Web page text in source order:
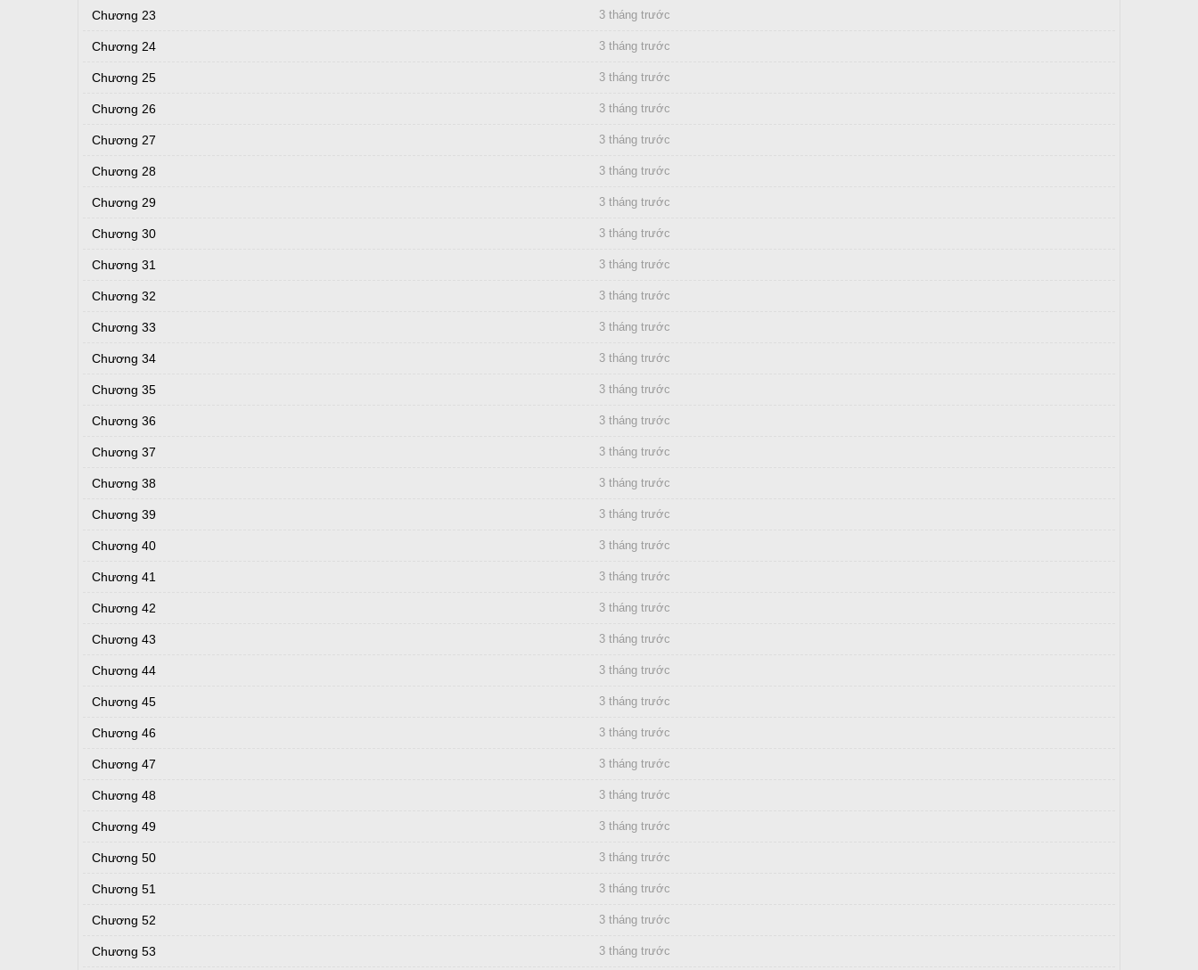
Chương 23 3 tháng trước
Chương 24 3 tháng trước
Chương 25 3 tháng trước
Chương 26 3 tháng trước
Chương 27 3 tháng trước
Chương 28 3 tháng trước
Chương 29 3 tháng trước
Chương 30 3 tháng trước
Chương 31 3 tháng trước
Chương 32 3 tháng trước
Chương 33 3 tháng trước
Chương 34 3 tháng trước
Chương 35 3 tháng trước
Chương 36 3 tháng trước
Chương 37 3 tháng trước
Chương 38 3 tháng trước
Chương 39 3 tháng trước
Chương 40 3 tháng trước
Chương 41 3 tháng trước
Chương 42 3 tháng trước
Chương 43 3 tháng trước
Chương 44 3 tháng trước
Chương 45 3 tháng trước
Chương 46 3 tháng trước
Chương 47 3 tháng trước
Chương 48 3 tháng trước
Chương 49 3 tháng trước
Chương 50 3 tháng trước
Chương 51 3 tháng trước
Chương 52 3 tháng trước
Chương 53 3 tháng trước